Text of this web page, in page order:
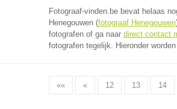
Fotograaf-vinden.be bevat helaas
Henegouwen (fotograaf Henegouwen
fotografen of ga naar direct contact
fotografen tegelijk. Hieronder
«« « 12 13 14